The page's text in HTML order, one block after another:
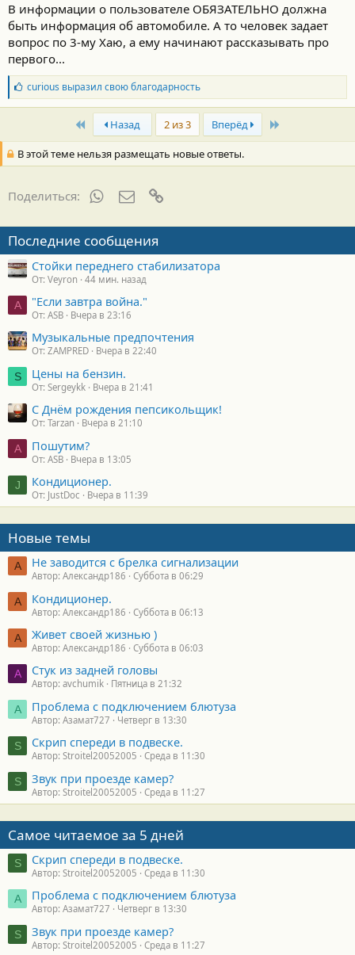
В информации о пользователе ОБЯЗАТЕЛЬНО должна
быть информация об автомобиле. А то человек задает
вопрос по 3-му Хаю, а ему начинают рассказывать про
первого...
Б
л
а
д
а
о
т
и
curious выразил свою благодарность
First Назад 2 из 3 Вперёд
В этой теме нельзя размещать новые ответы.
Поделиться: WhatsAppЭлектронная почта
Последние сообщения
Стойки переднего стабилизатора
От: Veyron 44 мин. назад
A "Если завтра война."
От: ASB Вчера в 23:16
Музыкальные предпочтения
От: ZAMPRED Вчера в 22:40
S Цены на бензин.
От: Sergeykk Вчера в 21:41
С Днём рождения пепсикольщик!
От: Tarzan Вчера в 21:10
A Пошутим?
От: ASB Вчера в 13:05
J Кондиционер.
От: JustDoc Вчера в 11:39
Новые темы
А Не заводится с брелка сигнализации
Автор: Александр186 Суббота в 06:29
А Кондиционер.
Автор: Александр186 Суббота в 06:13
А Живет своей жизнью )
Автор: Александр186 Суббота в 06:03
A Стук из задней головы
Автор: avchumik Пятница в 21:32
А Проблема с подключением блютуза
Автор: Азамат727 Четверг в 13:30
S Скрип спереди в подвеске.
Автор: Stroitel20052005 Среда в 11:30
S Звук при проезде камер?
Автор: Stroitel20052005 Среда в 11:27
Самое читаемое за 5 дней
S Скрип спереди в подвеске.
Автор: Stroitel20052005 Среда в 11:30
А Проблема с подключением блютуза
Автор: Азамат727 Четверг в 13:30
S Звук при проезде камер?
Автор: Stroitel20052005 Среда в 11:27